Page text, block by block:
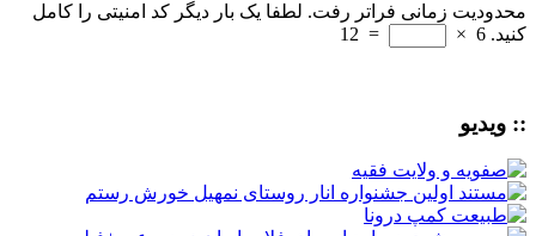
محدودیت زمانی فراتر رفت. لطفا یک بار دیگر کد امنیتی را کامل
کنید. 6
×
=
12
:: ویدیو